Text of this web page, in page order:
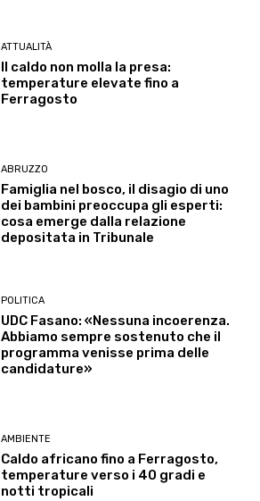
ATTUALITÀ
Il caldo non molla la presa:
temperature elevate fino a
Ferragosto
ABRUZZO
Famiglia nel bosco, il disagio di uno
dei bambini preoccupa gli esperti:
cosa emerge dalla relazione
depositata in Tribunale
POLITICA
UDC Fasano: «Nessuna incoerenza.
Abbiamo sempre sostenuto che il
programma venisse prima delle
candidature»
AMBIENTE
Caldo africano fino a Ferragosto,
temperature verso i 40 gradi e
notti tropicali